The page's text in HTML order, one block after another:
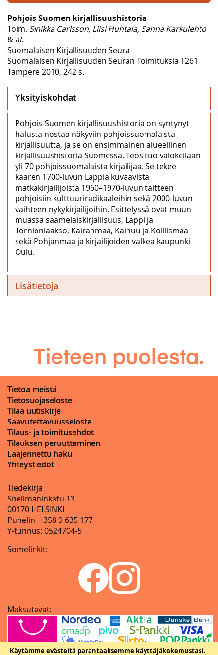
Käytämme evästeitä parantaaksemme käyttäjäkokemustasi.
Pohjois-Suomen kirjallisuushistoria
Toim. Sinikka Carlsson, Liisi Huhtala, Sanna Karkulehto
& al.
Suomalaisen Kirjallisuuden Seura
Suomalaisen Kirjallisuuden Seuran Toimituksia 1261
Tampere 2010, 242 s.
Yksityiskohdat
Pohjois-Suomen kirjallisuushistoria on syntynyt
halusta nostaa näkyviin pohjoissuomalaista
kirjallisuutta, ja se on ensimmäinen alueellinen
kirjallisuushistoria Suomessa. Teos tuo valokeilaan
yli 70 pohjoissuomalaista kirjailijaa. Se tekee
kaaren 1700-luvun Lappia kuvaavista
matkakirjailijoista 1960–1970-luvun taitteen
pohjoisiin kulttuuriradikaaleihin sekä 2000-luvun
vaihteen nykykirjailijoihin. Esittelyssä ovat muun
muassa saamelaiskirjallisuus, Lappi ja
Tornionlaakso, Kairanmaa, Kainuu ja Koillismaa
sekä Pohjanmaa ja kirjailijoiden valkea kaupunki
Oulu.
Lisätietoja
Tietoa meistä
Tietosuojaseloste
Tilaa uutiskirje
Saavutettavuusseloste
Tilaus- ja toimitusehdot
Tilauksen peruuttaminen
Laajennettu haku
Yhteystiedot
Tiedekirja
Snellmaninkatu 13
00170 HELSINKI
Puhelin: +358 9 635 177
Y-tunnus: 0524704-5
Somelinkit:
Maksutavat: